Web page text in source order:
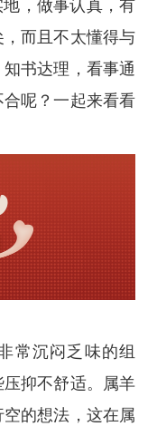
，做事认真，有
而且不太懂得与
书达理，看事通
呢？一起来看看
常沉闷乏味的组
抑不舒适。属羊
的想法，这在属